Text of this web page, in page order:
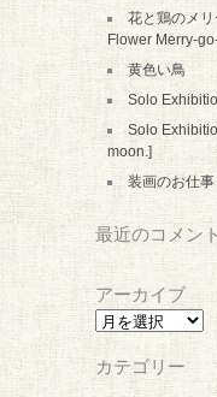
花と鶏のメ
Flower Merry-
黄色い鳥
Solo
Solo
moon.]
装画のお仕
最近のコメント
アーカイブ
ア
カ
イ
カテゴリー